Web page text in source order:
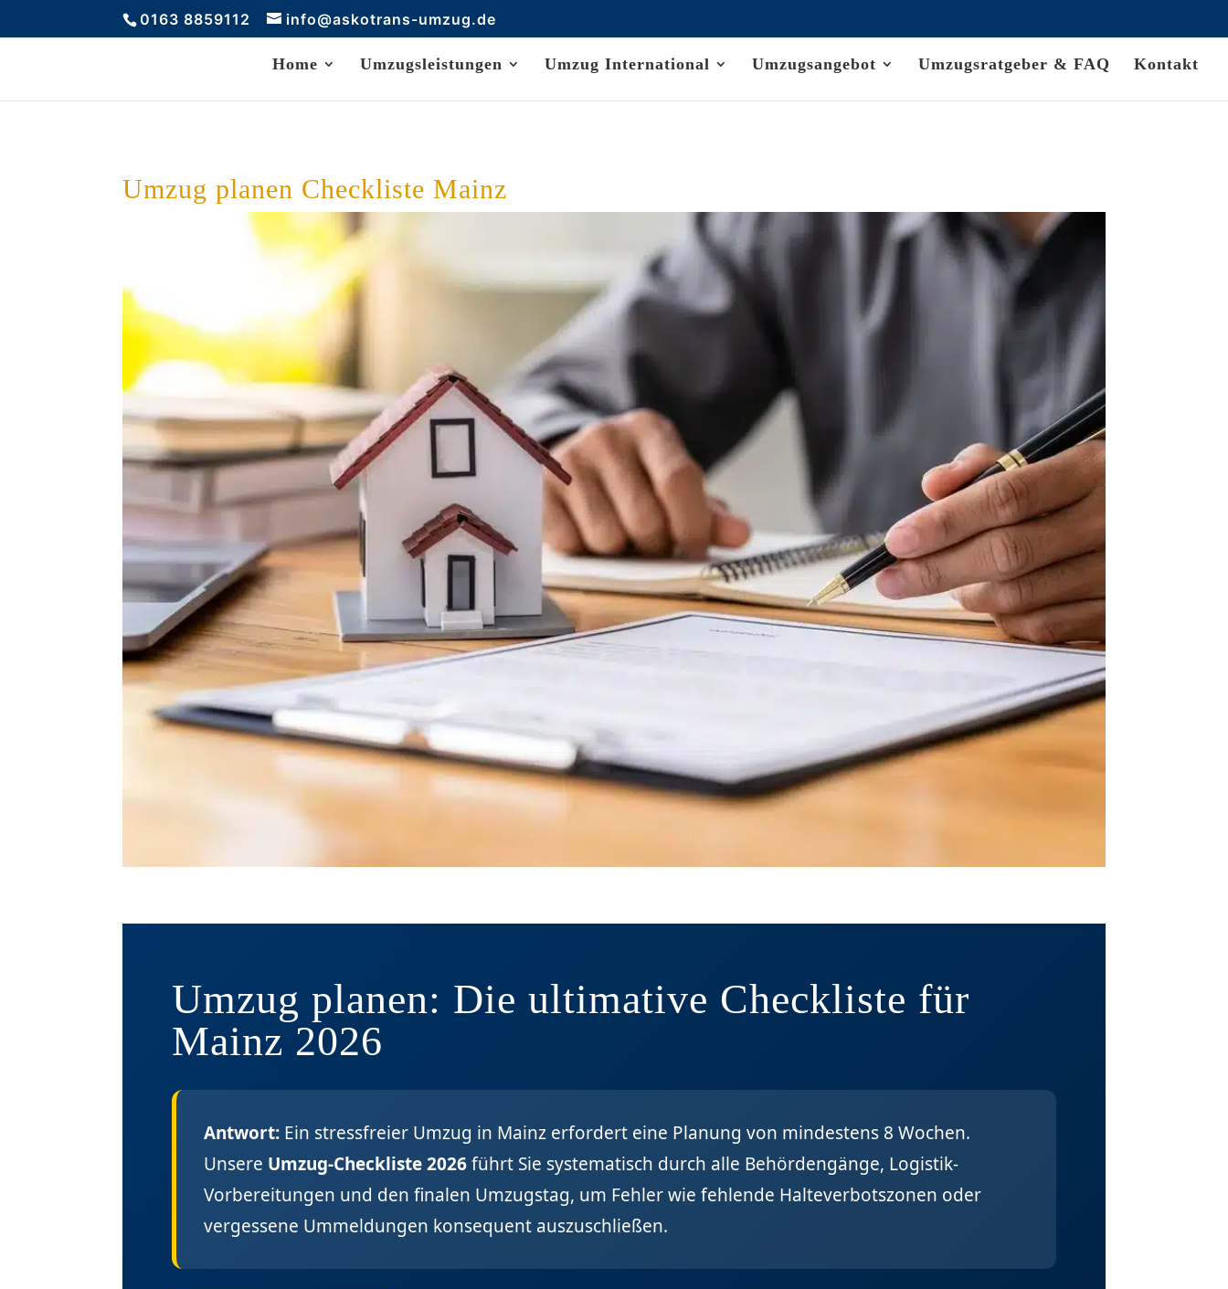
0163 8859112 info@askotrans-umzug.de
Home Umzugsleistungen Umzug International Umzugsangebot Umzugsratgeber & FAQ Kontakt
Umzug planen Checkliste Mainz
Umzug planen: Die ultimative Checkliste für
Mainz 2026
Antwort: Ein stressfreier Umzug in Mainz erfordert eine Planung von mindestens 8 Wochen.
Unsere Umzug-Checkliste 2026führt Sie systematisch durch alle Behördengänge, Logistik-
Vorbereitungen und den finalen Umzugstag, um Fehler wie fehlende Halteverbotszonen oder
vergessene Ummeldungen konsequent auszuschließen.